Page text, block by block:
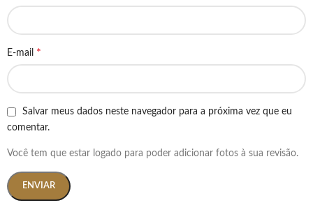
E-mail *
Salvar meus dados neste navegador para a próxima vez que eu
comentar.
Você tem que estar logado para poder adicionar fotos à sua revisão.